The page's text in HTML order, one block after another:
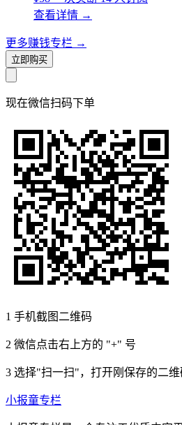
查看详情 →
更多赚钱专栏 →
立即购买
现在微信扫码下单
1 手机截图二维码
2 微信点击右上方的 "+" 号
3 选择"扫一扫"，打开刚保存的二维
小报童专栏